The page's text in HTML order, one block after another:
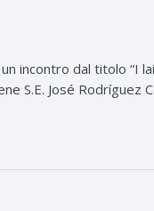
incontro dal titolo “I
S.E. José